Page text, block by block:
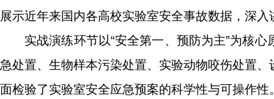
展示近年来国内各高校实验室安全事故数据，深
实战演练环节以“安全第一、预防为主”为核
急处置、生物样本污染处置、实验动物咬伤处置
面检验了实验室安全应急预案的科学性与可操作性